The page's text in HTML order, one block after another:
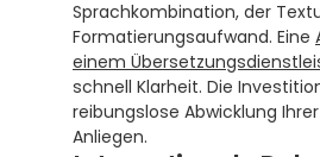
Sprachkombination, der
Formatierungsaufwand. Eine
einem
schnell Klarheit. Die
reibungslose Abwicklung
Anliegen.